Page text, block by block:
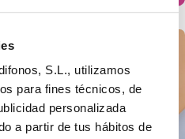
S.L., utilizamos
para fines técnicos, de
personalizada
a partir de tus hábitos de